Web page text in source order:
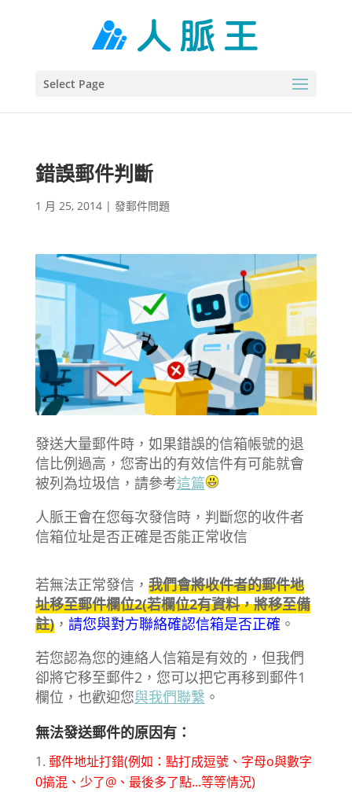
Select Page
錯誤郵件判斷
1 月 25, 2014| 發郵件問題
發送大量郵件時，如果錯誤的信箱帳號的退
信比例過高，您寄出的有效信件有可能就會
被列為垃圾信，請參考這篇
人脈王會在您每次發信時，判斷您的收件者
信箱位址是否正確是否能正常收信
若無法正常發信， 我們會將收件者的郵件地
址移至郵件欄位2(若欄位2有資料，將移至備
註)， 請您與對方聯絡確認信箱是否正確 。
若您認為您的連絡人信箱是有效的，但我們
卻將它移至郵件2，您可以把它再移到郵件1
欄位，也歡迎您與我們聯繫 。
無法發送郵件的原因有：
郵件地址打錯(例如：點打成逗號、字母o與數字
0搞混、少了@、最後多了點...等等情況)